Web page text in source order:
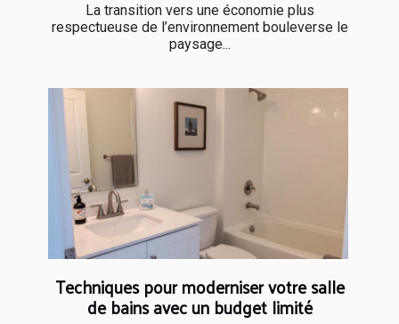
La transition vers une économie plus
respectueuse de l’environnement bouleverse le
paysage...
Techniques pour moderniser votre salle
de bains avec un budget limité